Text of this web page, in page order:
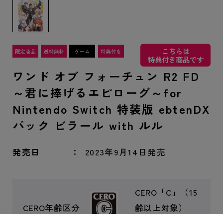
こちらは
特典付き商品です
ワンド オブ フォーチュン R2 FD
～君に捧げるエピローグ～for
Nintendo Switch 特装版 ebtenDX
パック ビラール with ルル
発売日 2023年9月14日発売
CERO年齢区分
CERO「C」（15
齢以上対象）